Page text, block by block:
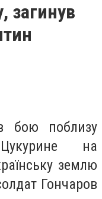
загинув
бою поблизу
на
землю
Гончаров